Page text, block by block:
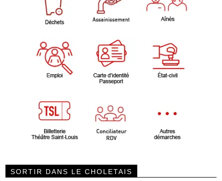
SORTIR DANS LE CHOLETAIS